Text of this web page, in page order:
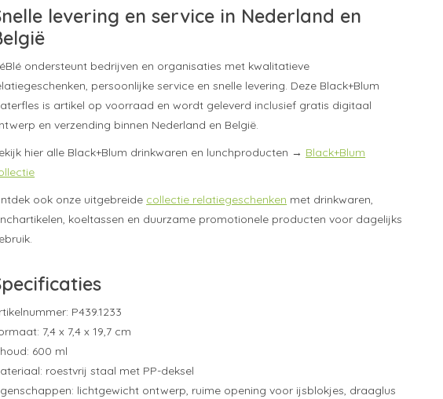
levering en service in Nederland en
ondersteunt bedrijven en organisaties met kwalitatieve
persoonlijke service en snelle levering. Deze Black+Blum
is artikel op voorraad en wordt geleverd inclusief gratis digitaal
en verzending binnen Nederland en België.
hier alle Black+Blum drinkwaren en lunchproducten → Black+Blum
ook onze uitgebreide collectie relatiegeschenken met drinkwaren,
koeltassen en duurzame promotionele producten voor dagelijks
P439.1233
7,4 x 7,4 x 19,7 cm
600 ml
roestvrij staal met PP-deksel
lichtgewicht ontwerp, ruime opening voor ijsblokjes, draaglus